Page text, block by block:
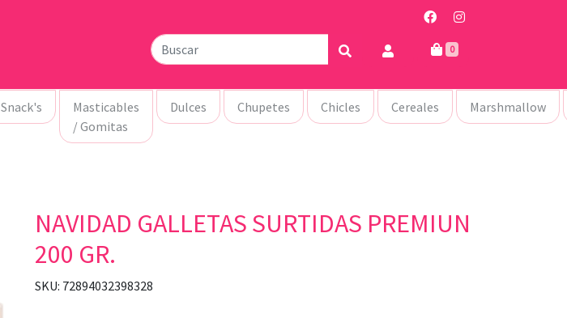
0
Snack's
Masticables
/ Gomitas
Dulces Chupetes Chicles Cereales Marshmallow
NAVIDAD GALLETAS SURTIDAS PREMIUN
200 GR.
SKU: 72894032398328